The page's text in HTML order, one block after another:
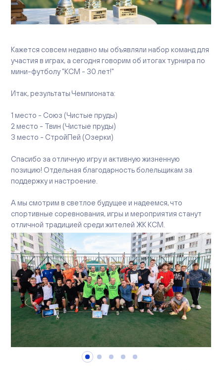
Вакансии
Офисы продаж
Контакты
Кажется совсем недавно мы объявляли набор команд для
участия в играх, а сегодня говорим об итогах турнира по
мини-футболу "КСМ - 30 лет!"
Итак, результаты Чемпионата:
1 место - Союз (Чистые пруды)
2 место - Твин (Чистые пруды)
3 место - СтройПей (Озерки)
Спасибо за отличную игру и активную жизненную
позицию! Отдельная благодарность болельщикам за
поддержку и настроение.
А мы смотрим в светлое будущее и надеемся, что
спортивные соревнования, игры и мероприятия станут
отличной традицией среди жителей ЖК КСМ.